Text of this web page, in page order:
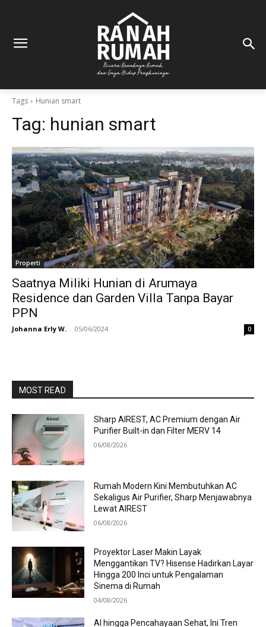
Tags Hunian smart
Tag: hunian smart
Properti
Saatnya Miliki Hunian di Arumaya
Residence dan Garden Villa Tanpa Bayar
PPN
Johanna Erly W. - 05/06/2024 0
MOST READ
Sharp AIREST, AC Premium dengan Air
Purifier Built-in dan Filter MERV 14
06/08/2026
Rumah Modern Kini Membutuhkan AC
Sekaligus Air Purifier, Sharp Menjawabnya
Lewat AIREST
06/08/2026
Proyektor Laser Makin Layak
Menggantikan TV? Hisense Hadirkan Layar
Hingga 200 Inci untuk Pengalaman
Sinema di Rumah
04/08/2026
AI hingga Pencahayaan Sehat, Ini Tren